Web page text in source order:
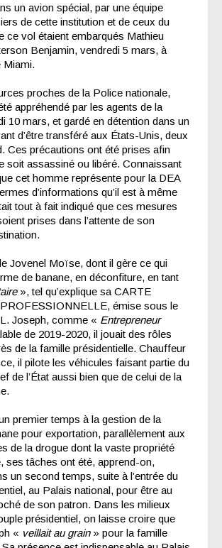
un avion spécial, par une équipe
de cette institution et de ceux du
ce vol étaient embarqués Mathieu
Benjamin, vendredi 5 mars, à
Miami.
proches de la Police nationale,
appréhendé par les agents de la
10 mars, et gardé en détention dans un
d’être transféré aux États-Unis, deux
Ces précautions ont été prises afin
soit assassiné ou libéré. Connaissant
cet homme représente pour la DEA
d’informations qu’il est à même
tout à fait indiqué que ces mesures
prises dans l’attente de son
Jovenel Moïse, dont il gère ce qui
de banane, en déconfiture, en tant
», tel qu’explique sa CARTE
émise sous le
Joseph, comme « Entrepreneur
de 2019-2020, il jouait des rôles
de la famille présidentielle. Chauffeur
il pilote les véhicules faisant partie du
de l’État aussi bien que de celui de la
premier temps à la gestion de la
pour exportation, parallèlement aux
de la drogue dont la vaste propriété
ses tâches ont été, apprend-on,
un second temps, suite à l’entrée du
au Palais national, pour être au
de son patron. Dans les milieux
présidentiel, on laisse croire que
« veillait au grain» pour la famille